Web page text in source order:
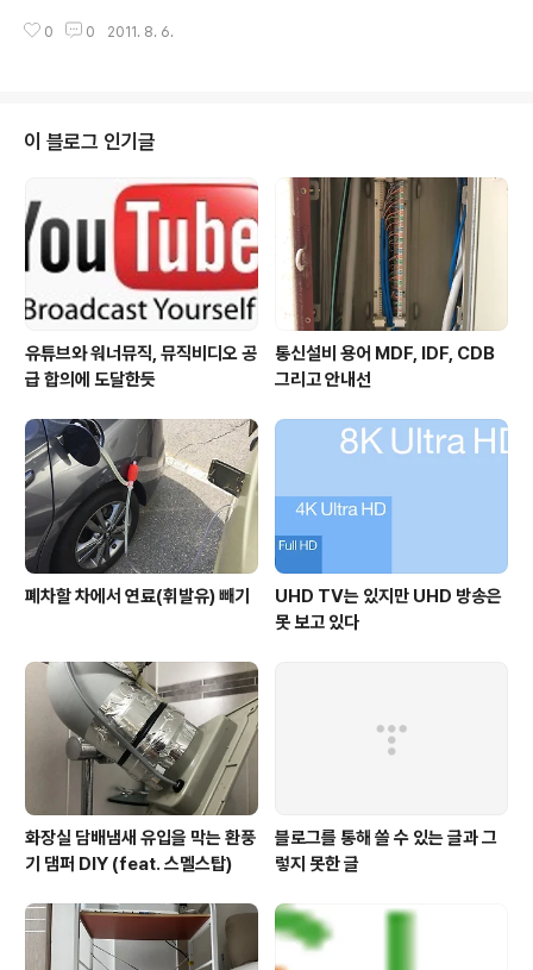
술적인 방법을 말하는데, RSS를 통해 콘텐츠를 배급한다.
니다. 이번 1차 베스트 앱 공모전은 2011년 1월에서 6월까
별한 하자가 없다면 응모해 보는 것이 좋을 것 같습니다. 1
차 접수는 8월 19일 금요일까지이므로 앞으로 약 2주가
남았습니다. 정부 포상 작품이나 저작권 침해작, 표절작은
심사 대상에서 배제된다고 하니 유의하시기 바랍니다. 보
다 자세한 공모전 안내는 다음 URL을 참고하시기 바랍니
0 0 2011. 8. 6.
이 블로그 인기글
유튜브와 워너뮤직, 뮤직비디오 공
급 합의에 도달한듯
통신설비 용어 MDF, IDF, CDB
그리고 안내선
폐차할 차에서 연료(휘발유) 빼기
UHD TV는 있지만 UHD 방송은
못 보고 있다
화장실 담배냄새 유입을 막는 환풍
기 댐퍼 DIY (feat. 스멜스탑)
블로그를 통해 쓸 수 있는 글과 그
렇지 못한 글